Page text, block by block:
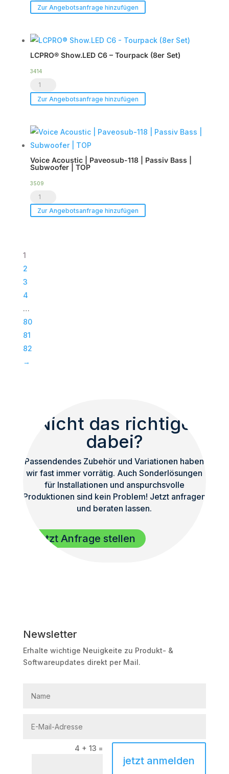
Acoustic
HDSP-
6DA
|
DSP
Endstufe
Case
Menge
Zur Angebotsanfrage hinzufügen
LCPRO® Show.LED C6 – Tourpack (8er Set)
3414
LCPRO®
Show.LED
-
Tourpack
(8er
Set)
Zur Angebotsanfrage hinzufügen
Voice Acoustic | Paveosub-118 | Passiv Bass |
Subwoofer | TOP
3509
Voice
Acoustic
Zur Angebotsanfrage hinzufügen
1
2
3
4
…
80
81
82
→
Nicht das richtige
dabei?
Passendendes Zubehör und Variationen haben
wir fast immer vorrätig. Auch Sonderlösungen
für Installationen und anspurchsvolle
Produktionen sind kein Problem! Jetzt anfragen
und beraten lassen.
Jetzt Anfrage stellen
Newsletter
Erhalte wichtige Neuigkeite zu Produkt- &
Softwareupdates direkt per Mail.
4 + 13 =
jetzt anmelden